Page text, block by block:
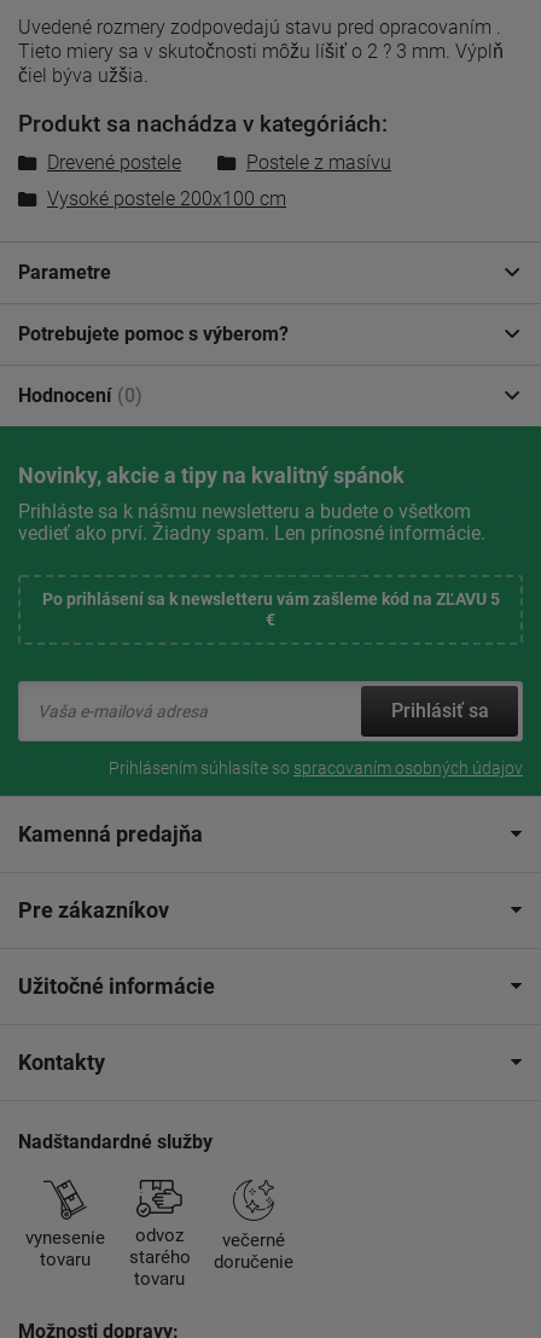
Uvedené rozmery zodpovedajú stavu pred opracovaním .
Tieto miery sa v skutočnosti môžu líšiť o 2 ? 3 mm. Výplň
čiel býva užšia.
Produkt sa nachádza v kategóriách:
Drevené postele
Postele z masívu
Vysoké postele 200x100 cm
Parametre
Potrebujete pomoc s výberom?
Hodnocení (0)
Novinky, akcie a tipy na kvalitný spánok
Prihláste sa k nášmu newsletteru a budete o všetkom
vedieť ako prví. Žiadny spam. Len prínosné informácie.
Po prihlásení sa k newsletteru vám zašleme kód na ZĽAVU 5
€
Prihlásiť sa
Prihlásením súhlasíte so spracovaním osobných údajov
Kamenná predajňa
Pre zákazníkov
Užitočné informácie
Kontakty
Nadštandardné služby
vynesenie
tovaru
odvoz
starého
tovaru
večerné
doručenie
Možnosti dopravy: